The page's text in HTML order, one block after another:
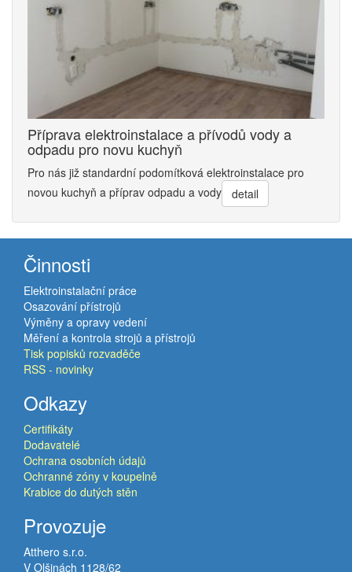
Příprava elektroinstalace a přívodů vody a
odpadu pro novu kuchyň
Pro nás již standardní podomítková elektroinstalace pro
novou kuchyň a příprav odpadu a vody
detail
Činnosti
Elektroinstalační práce
Osazování přístrojů
Výměny a opravy vedení
Měření a kontrola strojů a přístrojů
Tisk popisků rozvaděče
RSS - novinky
Odkazy
Certifikáty
Dodavatelé
Ochrana osobních údajů
Ochranné zóny v koupelně
Krabice do dutých stěn
Provozuje
Atthero s.r.o.
V Olšinách 1128/62